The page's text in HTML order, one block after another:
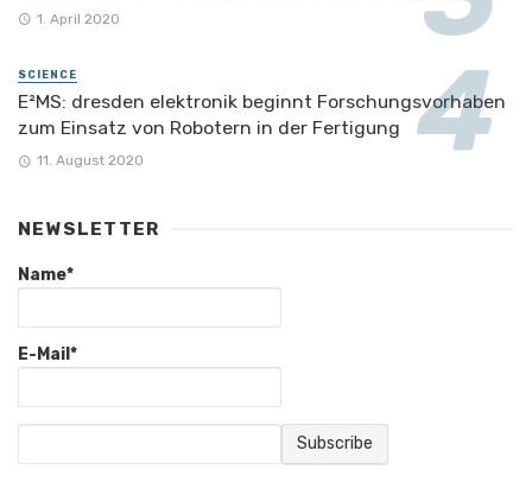
1. April 2020
SCIENCE
E²MS: dresden elektronik beginnt Forschungsvorhaben
zum Einsatz von Robotern in der Fertigung
11. August 2020
NEWSLETTER
Name*
E-Mail*